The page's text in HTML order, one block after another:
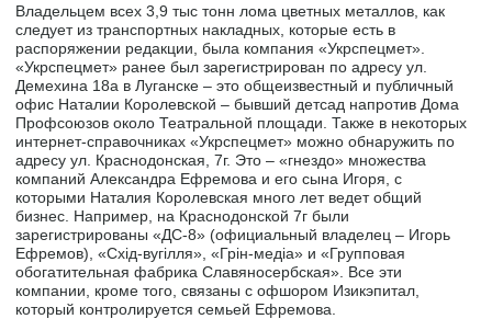
Владельцем всех 3,9 тыс тонн лома цветных металлов, как
следует из транспортных накладных, которые есть в
распоряжении редакции, была компания «Укрспецмет».
«Укрспецмет» ранее был зарегистрирован по адресу ул.
Демехина 18а в Луганске – это общеизвестный и публичный
офис Наталии Королевской – бывший детсад напротив Дома
Профсоюзов около Театральной площади. Также в некоторых
интернет-справочниках «Укрспецмет» можно обнаружить по
адресу ул. Краснодонская, 7г. Это – «гнездо» множества
компаний Александра Ефремова и его сына Игоря, с
которыми Наталия Королевская много лет ведет общий
бизнес. Например, на Краснодонской 7г были
зарегистрированы «ДС-8» (официальный владелец – Игорь
Ефремов), «Схід-вугілля», «Грін-медіа» и «Групповая
обогатительная фабрика Славяносербская». Все эти
компании, кроме того, связаны с офшором Изикэпитал,
который контролируется семьей Ефремова.